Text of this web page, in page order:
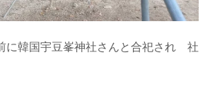
に韓国宇豆峯神社さんと合祀され 社